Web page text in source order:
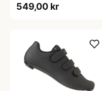
549,00 kr